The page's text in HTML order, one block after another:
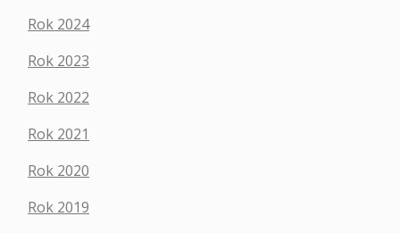
Rok 2024
Rok 2023
Rok 2022
Rok 2021
Rok 2020
Rok 2019